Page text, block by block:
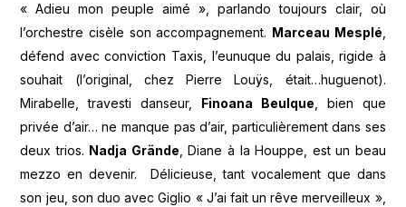
« Adieu mon peuple aimé », parlando toujours clair, où
l’orchestre cisèle son accompagnement. Marceau Mesplé
défend avec conviction Taxis, l’eunuque du palais, rigide à
souhait (l’original, chez Pierre Louÿs, était…huguenot).
Mirabelle, travesti danseur, Finoana Beulque , bien que
privée d’air… ne manque pas d’air, particulièrement dans ses
deux trios. Nadja Grände , Diane à la Houppe, est un beau
mezzo en devenir. Délicieuse, tant vocalement que dans
son jeu, son duo avec Giglio « J’ai fait un rêve merveilleux »,